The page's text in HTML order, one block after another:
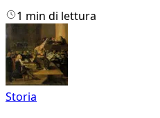
1 min di lettura
Storia